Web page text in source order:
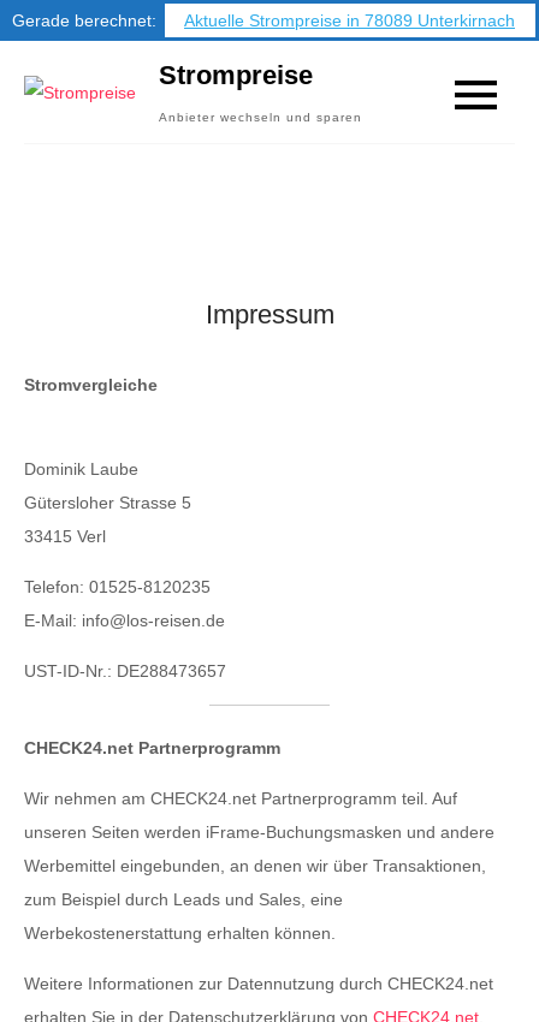
Gerade berechnet:
Aktuelle Strompreise in 78089 Unterkirnach
Strompreise
Anbieter wechseln und sparen
Impressum
Stromvergleiche
Dominik Laube
Gütersloher Strasse 5
33415 Verl
Telefon: 01525-8120235
E-Mail: info@los-reisen.de
UST-ID-Nr.: DE288473657
CHECK24.net Partnerprogramm
Wir nehmen am CHECK24.net Partnerprogramm teil. Auf
unseren Seiten werden iFrame-Buchungsmasken und andere
Werbemittel eingebunden, an denen wir über Transaktionen,
zum Beispiel durch Leads und Sales, eine
Werbekostenerstattung erhalten können.
Weitere Informationen zur Datennutzung durch CHECK24.net
erhalten Sie in der Datenschutzerklärung von CHECK24.net